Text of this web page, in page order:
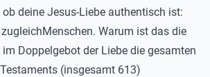
ob deine Jesus-Liebe authentisch ist:
Menschen. Warum ist das die
Doppelgebot der Liebe die gesamten
(insgesamt 613)